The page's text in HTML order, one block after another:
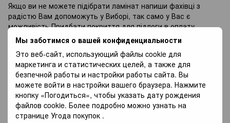
Мы заботимся о вашей конфиденциальности
Это веб-сайт, использующий файлы cookie для
маркетинга и статистических целей, а также для
безпечной работы и настройки работы сайта. Вы
можете войти в настройки вашего браузера. Нажмите
кнопку «Погодиться», чтобы указать дату рождения
файлов cookie. Более подробно можно узнать на
странице Угода покупок .
Якщо ви не можете підібрати ламінат напиши фахівці з
радістю Вам допоможуть у Виборі, так само у Вас є
можливість Придбати покриття для підлоги в оплату
частинами, і оплачувати різними платежами протягом 3
Характеристики
Клас
зносостійкості
32 клас
Товщина
10 мм